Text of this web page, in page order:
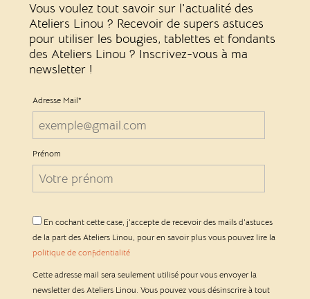
Vous voulez tout savoir sur l'actualité des
Ateliers Linou ? Recevoir de supers astuces
pour utiliser les bougies, tablettes et fondants
des Ateliers Linou ? Inscrivez-vous à ma
newsletter !
Adresse Mail*
Prénom
En cochant cette case, j'accepte de recevoir des mails d'astuces
de la part des Ateliers Linou, pour en savoir plus vous pouvez lire la
politique de confidentialité
Cette adresse mail sera seulement utilisé pour vous envoyer la
newsletter des Ateliers Linou. Vous pouvez vous désinscrire à tout